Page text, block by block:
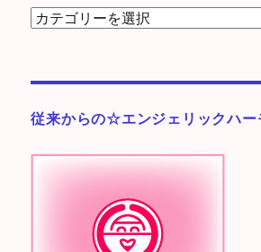
カ
ー
従来からの☆エンジェリックハ